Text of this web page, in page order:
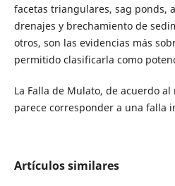
facetas triangulares, sag ponds,
drenajes y brechamiento de
otros, son las evidencias más
permitido clasificarla como
La Falla de Mulato, de acuerdo
parece corresponder a una falla
Artículos similares